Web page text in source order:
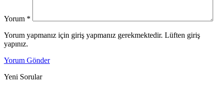
Yorum *
Yorum yapmanız için giriş yapmanız gerekmektedir. Lüften giriş
yapınız.
Yorum Gönder
Yeni Sorular